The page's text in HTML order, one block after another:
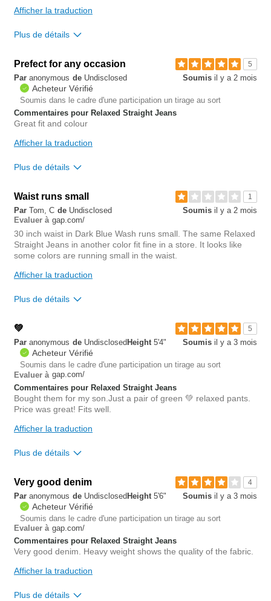
utile?
Afficher la traduction
Plus de détails
Overall size
small
Est-ce que cet avis est
utile?
5
Prefect for any occasion
Soumis il y a 2 mois
Par anonymous de Undisclosed
Acheteur Vérifié
Soumis dans le cadre d'une participation un tirage au sort
Commentaires pour Relaxed Straight Jeans
Great fit and colour
Afficher la traduction
Plus de détails
utile?
Signaler un
avis
1
Waist runs small
Soumis il y a 2 mois
Par Tom, C de Undisclosed
Evaluer à gap.com/
30 inch waist in Dark Blue Wash runs small. The same Relaxed
Straight Jeans in another color fit fine in a store. It looks like
some colors are running small in the waist.
Afficher la traduction
Plus de détails
Waist
Hips/Rear
true to size
Est-ce que cet avis est
utile?
0
avis
5
💚
Soumis il y a 3 mois
Par anonymous de Undisclosed Height 5'4"
Acheteur Vérifié
Soumis dans le cadre d'une participation un tirage au sort
Evaluer à gap.com/
Commentaires pour Relaxed Straight Jeans
Bought them for my son.Just a pair of green 💚 relaxed pants.
Price was great! Fits well.
Afficher la traduction
Plus de détails
Overall size
small
Est-ce que cet avis est
utile?
0
Signaler un
avis
4
Very good denim
Soumis il y a 3 mois
Par anonymous de Undisclosed Height 5'6"
Acheteur Vérifié
Soumis dans le cadre d'une participation un tirage au sort
Evaluer à gap.com/
Commentaires pour Relaxed Straight Jeans
Very good denim. Heavy weight shows the quality of the fabric.
Afficher la traduction
Plus de détails